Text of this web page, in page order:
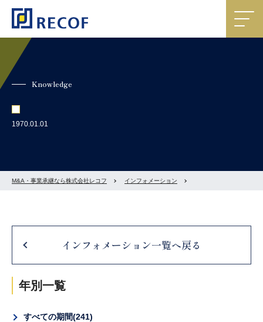
Knowledge
1970.01.01
M&A・事業承継なら株式会社レコフ インフォメーション
インフォメーション一覧へ戻る
年別一覧
すべての期間 241